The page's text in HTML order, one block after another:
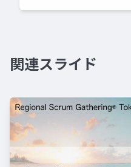
関連スライド